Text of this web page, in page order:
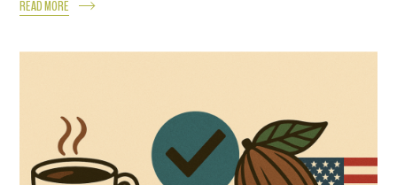
READ MORE